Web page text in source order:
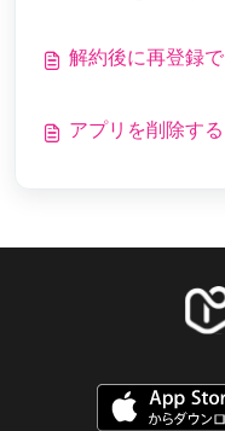
解約後に再登録
アプリを削除す